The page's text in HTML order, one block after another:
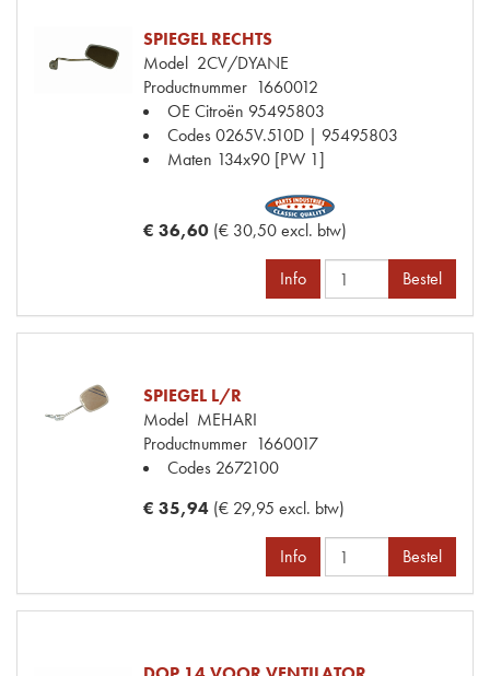
SPIEGEL RECHTS
Model 2CV/DYANE
Productnummer 1660012
OE Citroën 95495803
Codes0265V.510D | 95495803
Maten 134x90 [PW 1]
€ 36,60 (€ 30,50 excl. btw)
Info Bestel
SPIEGEL L/R
Model MEHARI
Productnummer 1660017
Codes 2672100
€ 35,94 (€ 29,95 excl. btw)
Info Bestel